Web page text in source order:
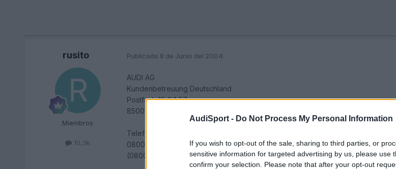
AudiSport - Do Not Process My Personal Information
If you wish to opt-out of the sale, sharing to third parties, or
sensitive information for targeted advertising by us, please use
confirm your selection. Please note that after your opt-out
rusito
Miembros
10,3k
Publicado 8 de Junio del 2004
AUDI AG
Kundenbetreuung Deutschland
Postfach 10 04 57
85004 Ingolstadt
Telefon:
0800 - AUDI SERVICE
(0800-28 347 378 423)